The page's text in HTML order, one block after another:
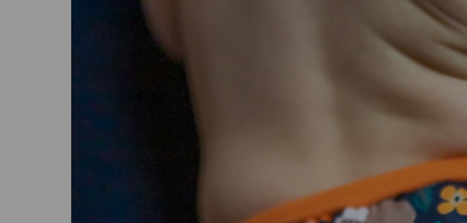
ZU PRODUKTINFORMATIONEN SPRINGEN